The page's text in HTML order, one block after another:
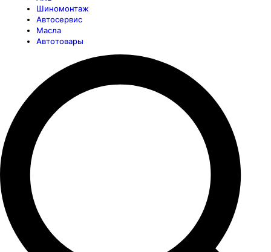
Шиномонтаж
Автосервис
Масла
Автотовары